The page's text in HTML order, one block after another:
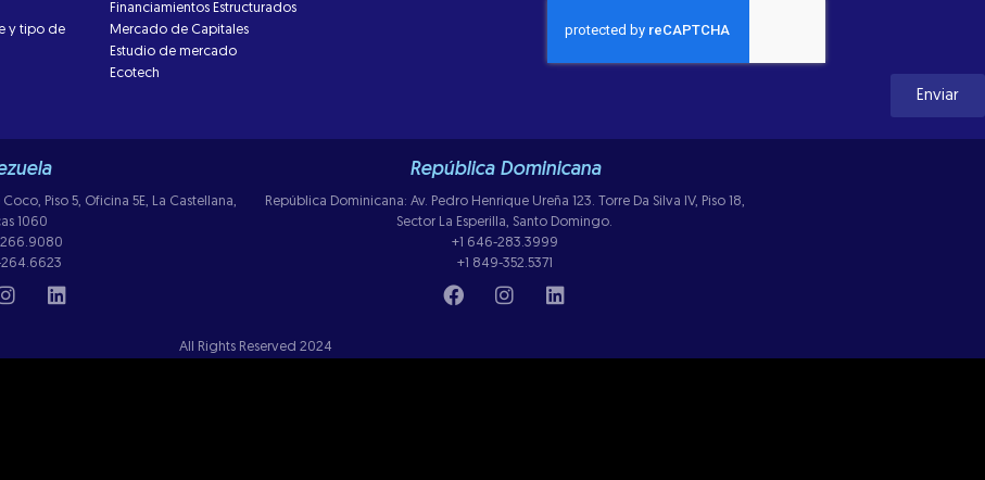
y tipo de
Financiamientos Estructurados
Mercado de Capitales
Estudio de mercado
Ecotech
Enviar
Piso 5, Oficina 5E, La Castellana,
1060
266.9080
264.6623
República Dominicana
República Dominicana: Av. Pedro Henrique Ureña 123. Torre Da Silva IV, Piso 18,
Sector La Esperilla, Santo Domingo.
+1 646-283.3999
+1 849-352.5371
All Rights Reserved 2024